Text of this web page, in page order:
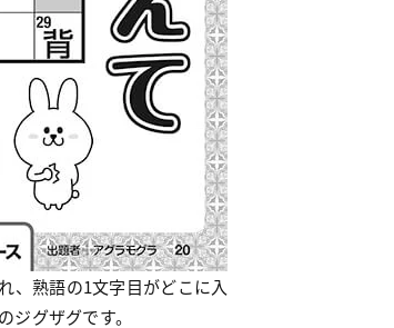
、熟語の1文字目がどこに入
グザグです。